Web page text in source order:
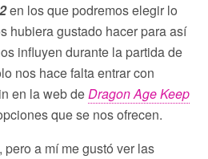
en los que podremos elegir lo
hubiera gustado hacer para así
influyen durante la partida de
nos hace falta entrar con
en la web deDragon Age Keep
que se nos ofrecen.
a mí me gustó ver las